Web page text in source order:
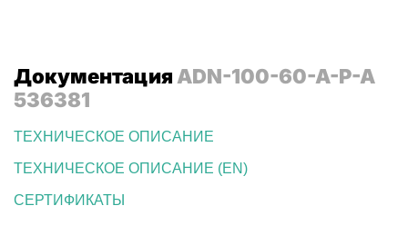
ДокументацияADN-100-60-A-P-A
536381
ТЕХНИЧЕСКОЕ ОПИСАНИЕ
ТЕХНИЧЕСКОЕ ОПИСАНИЕ (EN)
СЕРТИФИКАТЫ